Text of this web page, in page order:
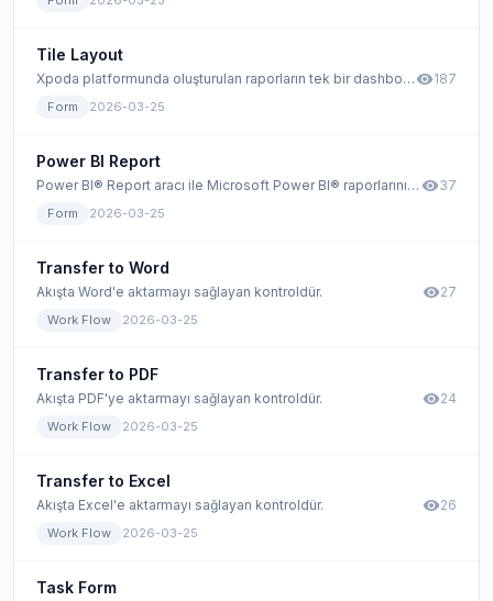
Tile Layout
Xpoda platformunda oluşturulan raporların tek bir dashboard üzerinde toplanarak görselleştirilmesini sağlar. Bu form aracı, raporlama dashboard'ları için daha verimli bir kullanım sunmaktadır.
Form 2026-03-25
visibility187
Power BI Report
Power BI® Report aracı ile Microsoft Power BI® raporlarınızı Xpoda formlarınıza gömebilirsiniz ve zengin raporlar hazırlayabilirsiniz. Raporlarınızı öncelikle Power BI arayüzünde tasarladıktan sonra araç takımından formunuza sürükleyin.
Form 2026-03-25
visibility37
Transfer to Word
Akışta Word'e aktarmayı sağlayan kontroldür.
Work Flow 2026-03-25
visibility27
Transfer to PDF
Akışta PDF'ye aktarmayı sağlayan kontroldür.
Work Flow 2026-03-25
visibility24
Transfer to Excel
Akışta Excel'e aktarmayı sağlayan kontroldür.
Work Flow 2026-03-25
visibility26
Task Form